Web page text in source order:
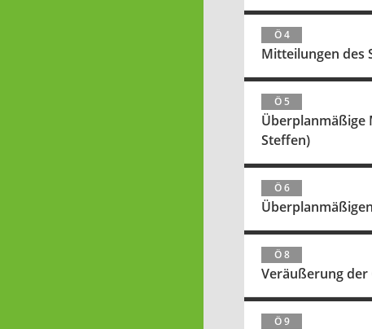
Ö 4
Mitteilungen des
Ö 5
Überplanmäßige
Steffen)
Ö 6
Ö 8
Veräußerung der
Ö 9